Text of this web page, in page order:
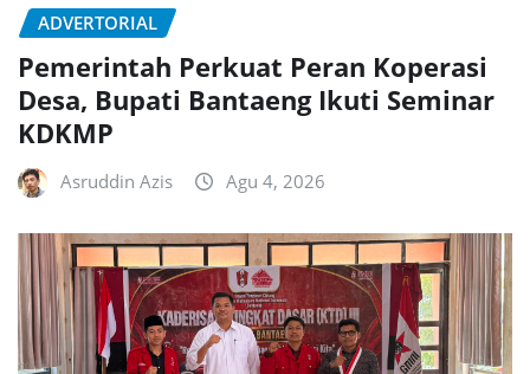
ADVERTORIAL
Pemerintah Perkuat Peran Koperasi
Desa, Bupati Bantaeng Ikuti Seminar
KDKMP
Asruddin Azis Agu 4, 2026